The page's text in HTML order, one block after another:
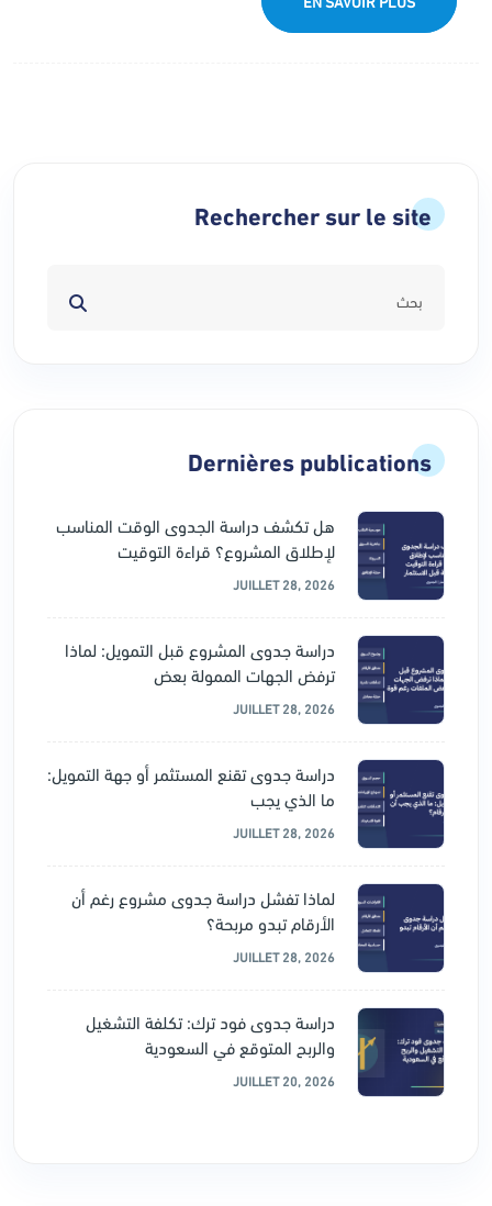
Rechercher sur le site
Dernières publications
هل تكشف دراسة الجدوى الوقت المناسب
لإطلاق المشروع؟ قراءة التوقيت
JUILLET 28, 2026
دراسة جدوى المشروع قبل التمويل: لماذا
ترفض الجهات الممولة بعض
JUILLET 28, 2026
دراسة جدوى تقنع المستثمر أو جهة التمويل:
ما الذي يجب
JUILLET 28, 2026
لماذا تفشل دراسة جدوى مشروع رغم أن
الأرقام تبدو مربحة؟
JUILLET 28, 2026
دراسة جدوى فود ترك: تكلفة التشغيل
والربح المتوقع في السعودية
JUILLET 20, 2026